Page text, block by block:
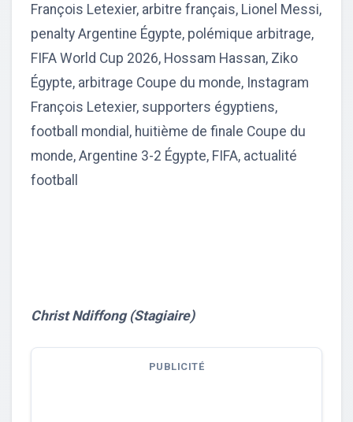
François Letexier, arbitre français, Lionel Messi,
penalty Argentine Égypte, polémique arbitrage,
FIFA World Cup 2026, Hossam Hassan, Ziko
Égypte, arbitrage Coupe du monde, Instagram
François Letexier, supporters égyptiens,
football mondial, huitième de finale Coupe du
monde, Argentine 3-2 Égypte, FIFA, actualité
football
Christ Ndiffong (Stagiaire)
PUBLICITÉ